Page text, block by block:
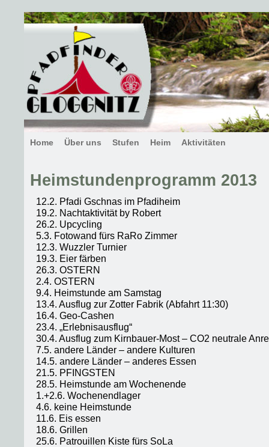
Home Über uns Stufen Heim Aktivitäten
Heimstundenprogramm 2013
12.2. Pfadi Gschnas im Pfadiheim
19.2. Nachtaktivität by Robert
26.2. Upcycling
5.3. Fotowand fürs RaRo Zimmer
12.3. Wuzzler Turnier
19.3. Eier färben
26.3. OSTERN
2.4. OSTERN
9.4. Heimstunde am Samstag
13.4. Ausflug zur Zotter Fabrik (Abfahrt 11:30)
16.4. Geo-Cashen
23.4. „Erlebnisausflug“
30.4. Ausflug zum Kirnbauer-Most – CO2 neutrale
7.5. andere Länder – andere Kulturen
14.5. andere Länder – anderes Essen
21.5. PFINGSTEN
28.5. Heimstunde am Wochenende
1.+2.6. Wochenendlager
4.6. keine Heimstunde
11.6. Eis essen
18.6. Grillen
25.6. Patrouillen Kiste fürs SoLa